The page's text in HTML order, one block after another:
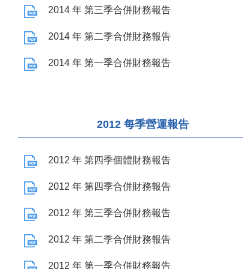
2014 年 第三季合併財務報告
2014 年 第二季合併財務報告
2014 年 第一季合併財務報告
2012 每季營運報告
2012 年 第四季個體財務報告
2012 年 第四季合併財務報告
2012 年 第三季合併財務報告
2012 年 第二季合併財務報告
2012 年 第一季合併財務報告